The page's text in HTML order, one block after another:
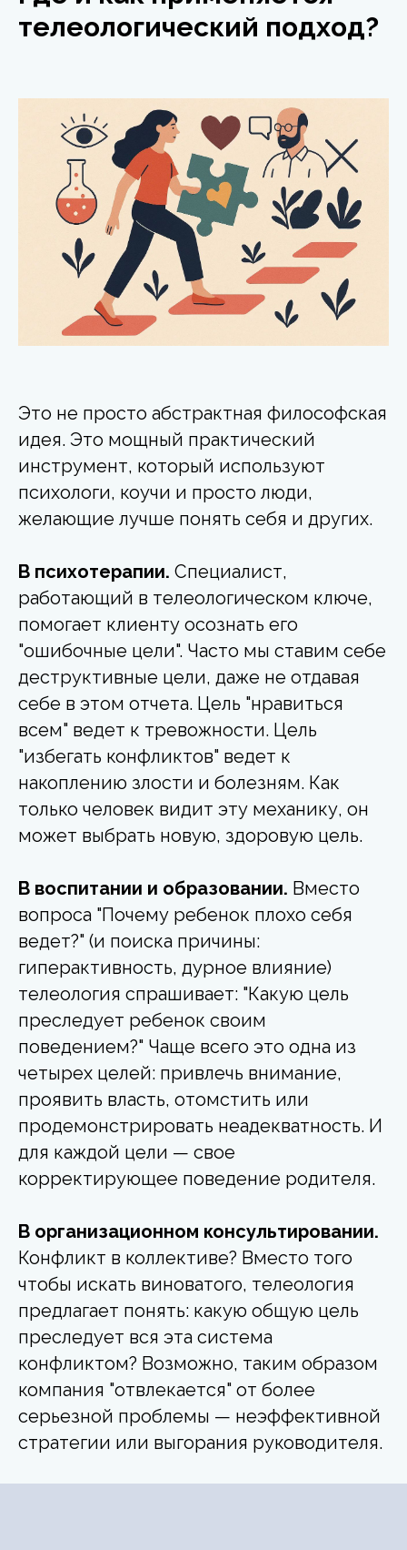
телеологический подход?
Это не просто абстрактная философская
идея. Это мощный практический
инструмент, который используют
психологи, коучи и просто люди,
желающие лучше понять себя и других.
В психотерапии. Специалист,
работающий в телеологическом ключе,
помогает клиенту осознать его
"ошибочные цели". Часто мы ставим себе
деструктивные цели, даже не отдавая
себе в этом отчета. Цель "нравиться
всем" ведет к тревожности. Цель
"избегать конфликтов" ведет к
накоплению злости и болезням. Как
только человек видит эту механику, он
может выбрать новую, здоровую цель.
В воспитании и образовании. Вместо
вопроса "Почему ребенок плохо себя
ведет?" (и поиска причины:
гиперактивность, дурное влияние)
телеология спрашивает: "Какую цель
преследует ребенок своим
поведением?" Чаще всего это одна из
четырех целей: привлечь внимание,
проявить власть, отомстить или
продемонстрировать неадекватность. И
для каждой цели — свое
корректирующее поведение родителя.
В организационном консультировании.
Конфликт в коллективе? Вместо того
чтобы искать виноватого, телеология
предлагает понять: какую общую цель
преследует вся эта система
конфликтом? Возможно, таким образом
компания "отвлекается" от более
серьезной проблемы — неэффективной
стратегии или выгорания руководителя.